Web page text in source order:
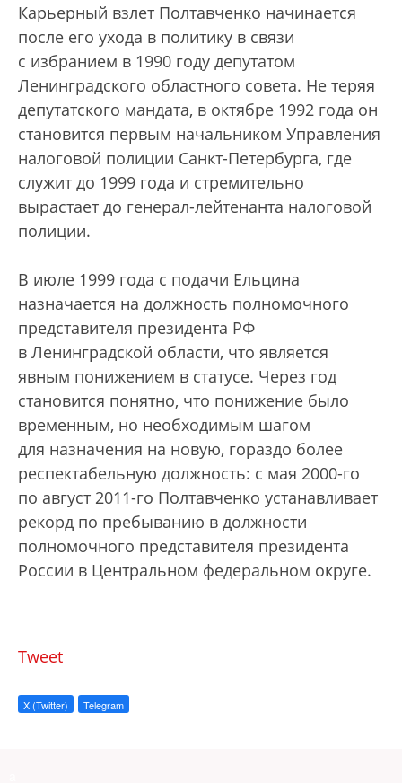
Карьерный взлет Полтавченко начинается
после его ухода в политику в связи
с избранием в 1990 году депутатом
Ленинградского областного совета. Не теряя
депутатского мандата, в октябре 1992 года он
становится первым начальником Управления
налоговой полиции Санкт-Петербурга, где
служит до 1999 года и стремительно
вырастает до генерал-лейтенанта налоговой
полиции.
В июле 1999 года с подачи Ельцина
назначается на должность полномочного
представителя президента РФ
в Ленинградской области, что является
явным понижением в статусе. Через год
становится понятно, что понижение было
временным, но необходимым шагом
для назначения на новую, гораздо более
респектабельную должность: с мая 2000-го
по август 2011-го Полтавченко устанавливает
рекорд по пребыванию в должности
полномочного представителя президента
России в Центральном федеральном округе.
Tweet
X (Twitter) Telegram